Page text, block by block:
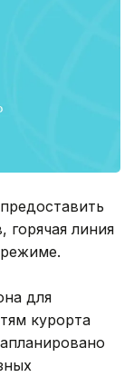
линия
для
курорта